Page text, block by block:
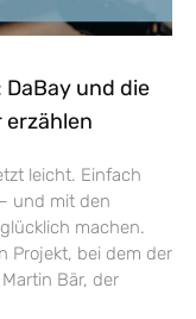
DaBay und die
erzählen
leicht. Einfach
und mit den
machen.
Projekt, bei dem der
Bär, der